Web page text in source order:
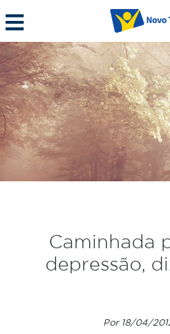
Caminhada
depressão,
Por 18/04/